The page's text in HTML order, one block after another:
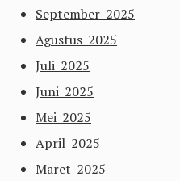
September 2025
Agustus 2025
Juli 2025
Juni 2025
Mei 2025
April 2025
Maret 2025